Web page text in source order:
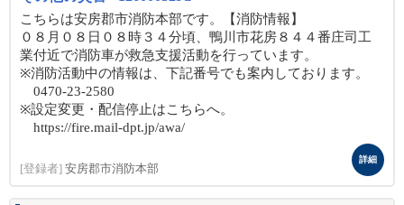
こちらは安房郡市消防本部です。【消防情報】
０８月０８日０８時３４分頃、鴨川市花房８４４番庄司工
業付近で消防車が救急支援活動を行っています。
※消防活動中の情報は、下記番号でも案内しております。
0470-23-2580
※設定変更・配信停止はこちらへ。
https://fire.mail-dpt.jp/awa/
[登録者] 安房郡市消防本部
詳細